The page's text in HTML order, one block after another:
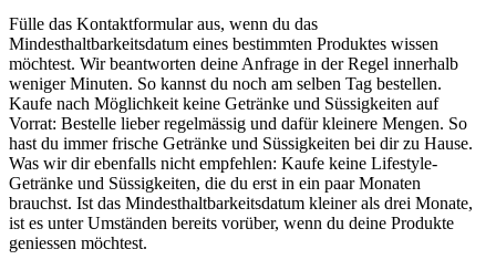
Fülle das Kontaktformular aus, wenn du das
Mindesthaltbarkeitsdatum eines bestimmten Produktes wissen
möchtest. Wir beantworten deine Anfrage in der Regel innerhalb
weniger Minuten. So kannst du noch am selben Tag bestellen.
Kaufe nach Möglichkeit keine Getränke und Süssigkeiten auf
Vorrat: Bestelle lieber regelmässig und dafür kleinere Mengen. So
hast du immer frische Getränke und Süssigkeiten bei dir zu Hause.
Was wir dir ebenfalls nicht empfehlen: Kaufe keine Lifestyle-
Getränke und Süssigkeiten, die du erst in ein paar Monaten
brauchst. Ist das Mindesthaltbarkeitsdatum kleiner als drei Monate,
ist es unter Umständen bereits vorüber, wenn du deine Produkte
geniessen möchtest.